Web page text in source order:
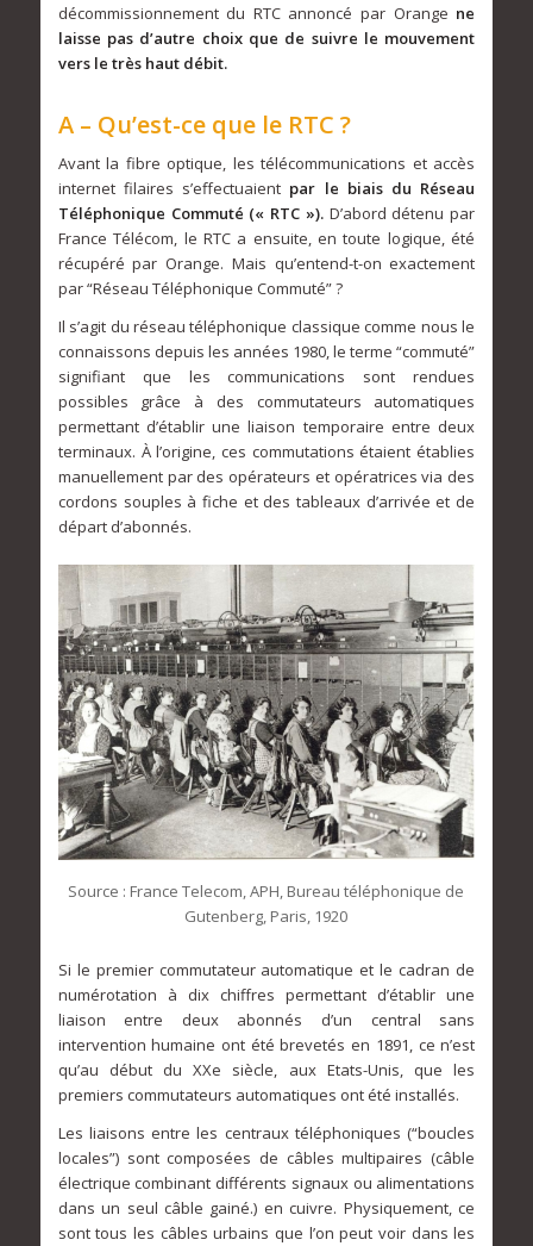
décommissionnement du RTC annoncé par Orange ne
laisse pas d’autre choix que de suivre le mouvement
vers le très haut débit.
A – Qu’est-ce que le RTC ?
Avant la fibre optique, les télécommunications et accès
internet filaires s’effectuaient par le biais du Réseau
Téléphonique Commuté (« RTC »).D’abord détenu par
France Télécom, le RTC a ensuite, en toute logique, été
récupéré par Orange. Mais qu’entend-t-on exactement
par “Réseau Téléphonique Commuté” ?
Il s’agit du réseau téléphonique classique comme nous le
connaissons depuis les années 1980, le terme “commuté”
signifiant que les communications sont rendues
possibles grâce à des commutateurs automatiques
permettant d’établir une liaison temporaire entre deux
terminaux. À l’origine, ces commutations étaient établies
manuellement par des opérateurs et opératrices via des
cordons souples à fiche et des tableaux d’arrivée et de
départ d’abonnés.
Source : France Telecom, APH, Bureau téléphonique de
Gutenberg, Paris, 1920
Si le premier commutateur automatique et le cadran de
numérotation à dix chiffres permettant d’établir une
liaison entre deux abonnés d’un central sans
intervention humaine ont été brevetés en 1891, ce n’est
qu’au début du XXe siècle, aux Etats-Unis, que les
premiers commutateurs automatiques ont été installés.
Les liaisons entre les centraux téléphoniques (“boucles
locales”) sont composées de câbles multipaires (câble
électrique combinant différents signaux ou alimentations
dans un seul câble gainé.) en cuivre. Physiquement, ce
sont tous les câbles urbains que l’on peut voir dans les